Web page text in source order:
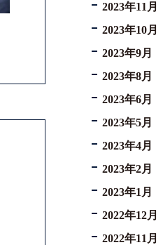
2023年11月
2023年10月
2023年9月
2023年8月
2023年6月
2023年5月
2023年4月
2023年2月
2023年1月
2022年12月
2022年11月